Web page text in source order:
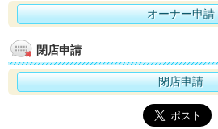
オーナー申請
閉店申請
閉店申請